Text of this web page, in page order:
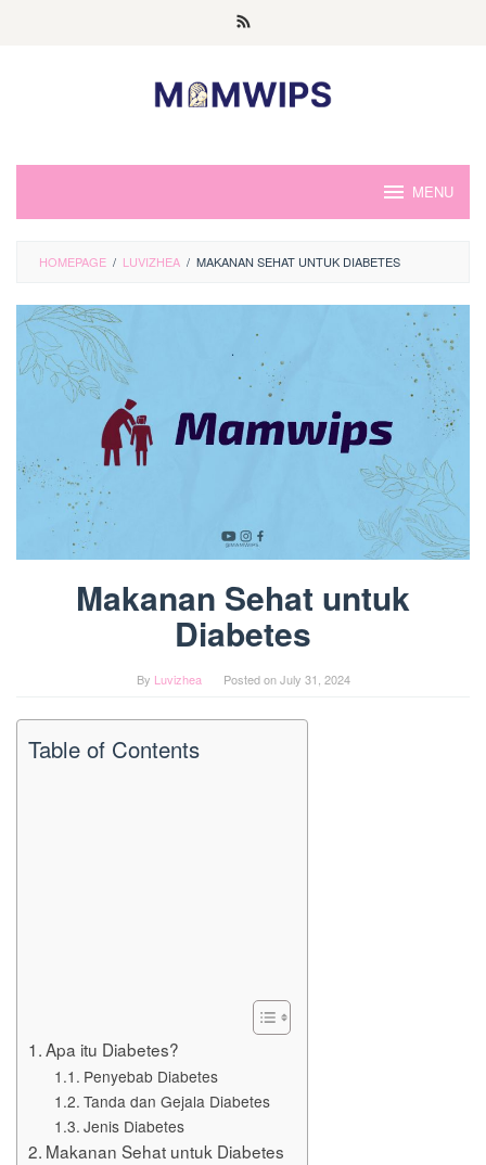
MENU
HOMEPAGE / LUVIZHEA / MAKANAN SEHAT UNTUK DIABETES
Makanan Sehat untuk
Diabetes
By Luvizhea Posted onJuly 31, 2024
Table of Contents
Apa itu Diabetes?
Penyebab Diabetes
Tanda dan Gejala Diabetes
Jenis Diabetes
Makanan Sehat untuk Diabetes